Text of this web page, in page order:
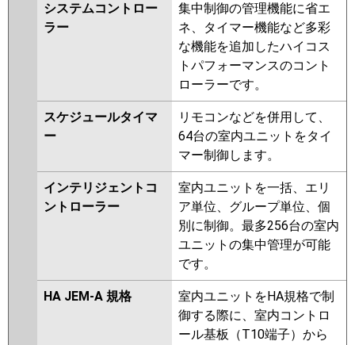
システムコントロー
ラー
集中制御の管理機能に省エ
ネ、タイマー機能など多彩
な機能を追加したハイコス
トパフォーマンスのコント
ローラーです。
スケジュールタイマ
ー
リモコンなどを併用して、
64台の室内ユニットをタイ
マー制御します。
インテリジェントコ
ントローラー
室内ユニットを一括、エリ
ア単位、グループ単位、個
別に制御。最多256台の室内
ユニットの集中管理が可能
です。
HA JEM-A 規格
室内ユニットをHA規格で制
御する際に、室内コントロ
ール基板（T10端子）から